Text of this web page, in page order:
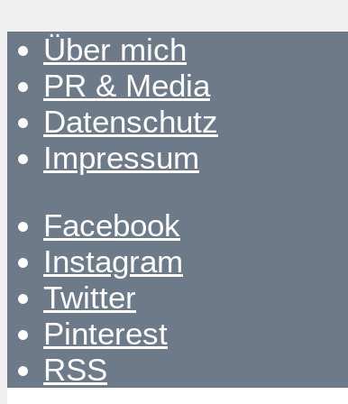
Über mich
PR & Media
Datenschutz
Impressum
Facebook
Instagram
Twitter
Pinterest
RSS